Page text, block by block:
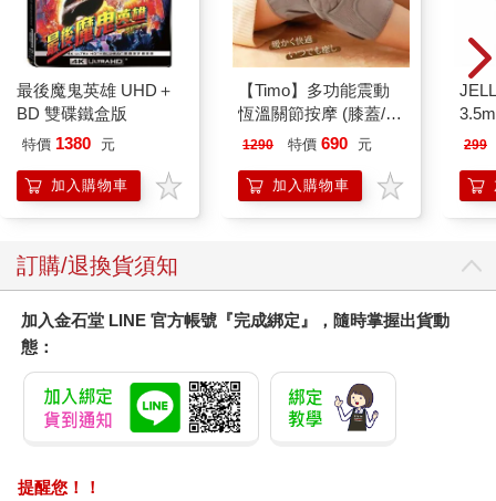
最後魔鬼英雄 UHD＋
BD 雙碟鐵盒版
特價 1380 元
加入購物車
【Timo】多功能震動
恆溫關節按摩 (膝蓋/
肩/手肘通用) 無線充電
膝熱敷 【單入組】
1290 特價 690 元
加入購物車
式
299
訂購/退換貨須知
加入金石堂 LINE 官方帳號『完成綁定』，隨時掌握出貨動
態：
提醒您！！